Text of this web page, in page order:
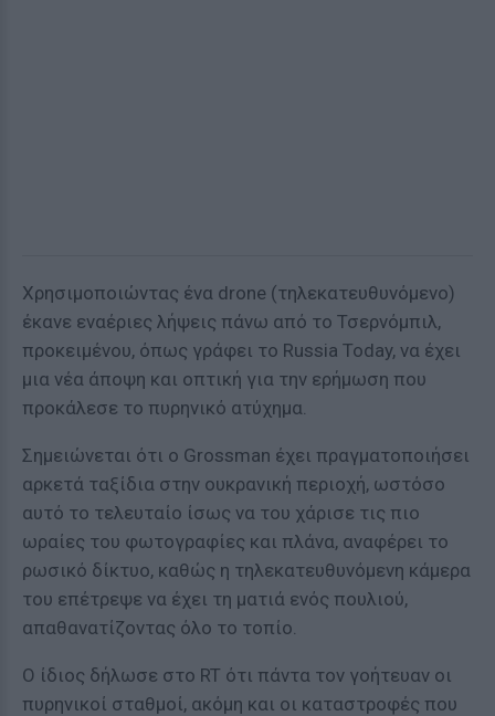
Χρησιμοποιώντας ένα drone (τηλεκατευθυνόμενο)
έκανε εναέριες λήψεις πάνω από το Τσερνόμπιλ,
προκειμένου, όπως γράφει το Russia Today, να έχει
μια νέα άποψη και οπτική για την ερήμωση που
προκάλεσε το πυρηνικό ατύχημα.
Σημειώνεται ότι ο Grossman έχει πραγματοποιήσει
αρκετά ταξίδια στην ουκρανική περιοχή, ωστόσο
αυτό το τελευταίο ίσως να του χάρισε τις πιο
ωραίες του φωτογραφίες και πλάνα, αναφέρει το
ρωσικό δίκτυο, καθώς η τηλεκατευθυνόμενη κάμερα
του επέτρεψε να έχει τη ματιά ενός πουλιού,
απαθανατίζοντας όλο το τοπίο.
Ο ίδιος δήλωσε στο RT ότι πάντα τον γοήτευαν οι
πυρηνικοί σταθμοί, ακόμη και οι καταστροφές που